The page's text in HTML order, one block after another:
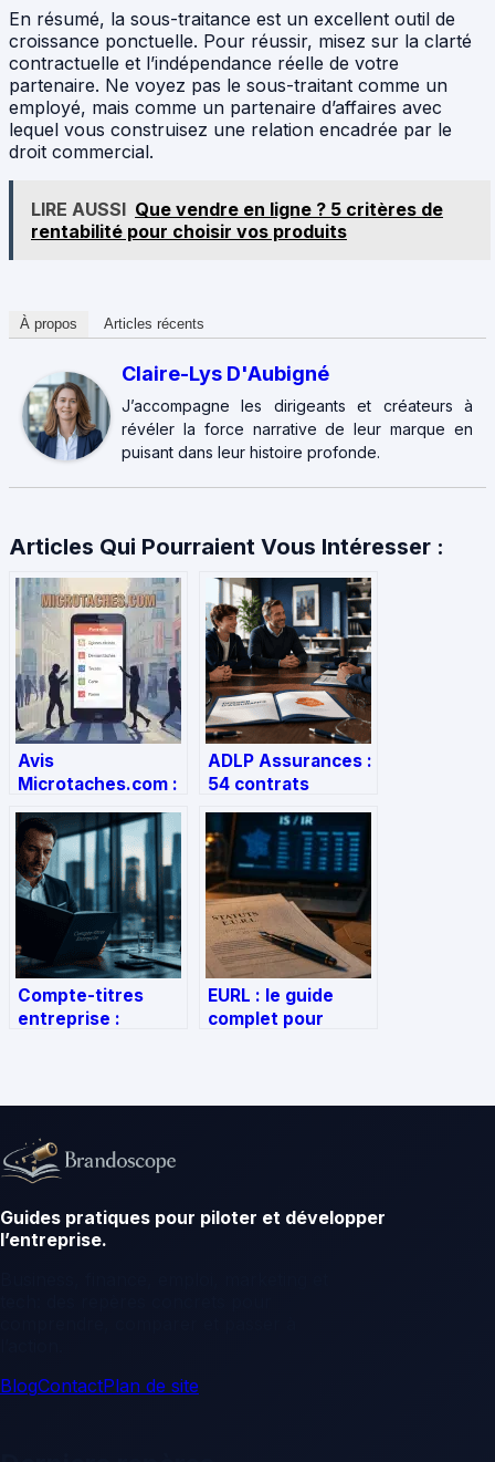
En résumé, la sous-traitance est un excellent outil de
croissance ponctuelle. Pour réussir, misez sur la clarté
contractuelle et l’indépendance réelle de votre
partenaire. Ne voyez pas le sous-traitant comme un
employé, mais comme un partenaire d’affaires avec
lequel vous construisez une relation encadrée par le
droit commercial.
LIRE AUSSI Que vendre en ligne ? 5 critères de
rentabilité pour choisir vos produits
À propos Articles récents
Claire-Lys D'Aubigné
J’accompagne les dirigeants et créateurs à
révéler la force narrative de leur marque en
puisant dans leur histoire profonde.
Articles Qui Pourraient Vous Intéresser :
Avis
Microtaches.com :
rentabilité réelle,
risques de refus
et pièges à éviter
ADLP Assurances :
54 contrats
analysés et le
Label d’Excellence
2026 pour votre
protection
Compte-titres
entreprise :
sacrifier votre
liquidité
EURL : le guide
complet pour
fiscalité
Guides pratiques pour piloter et développer
l’entreprise.
BlogContactPlan de site